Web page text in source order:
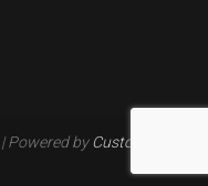
| Powered byCustomizable